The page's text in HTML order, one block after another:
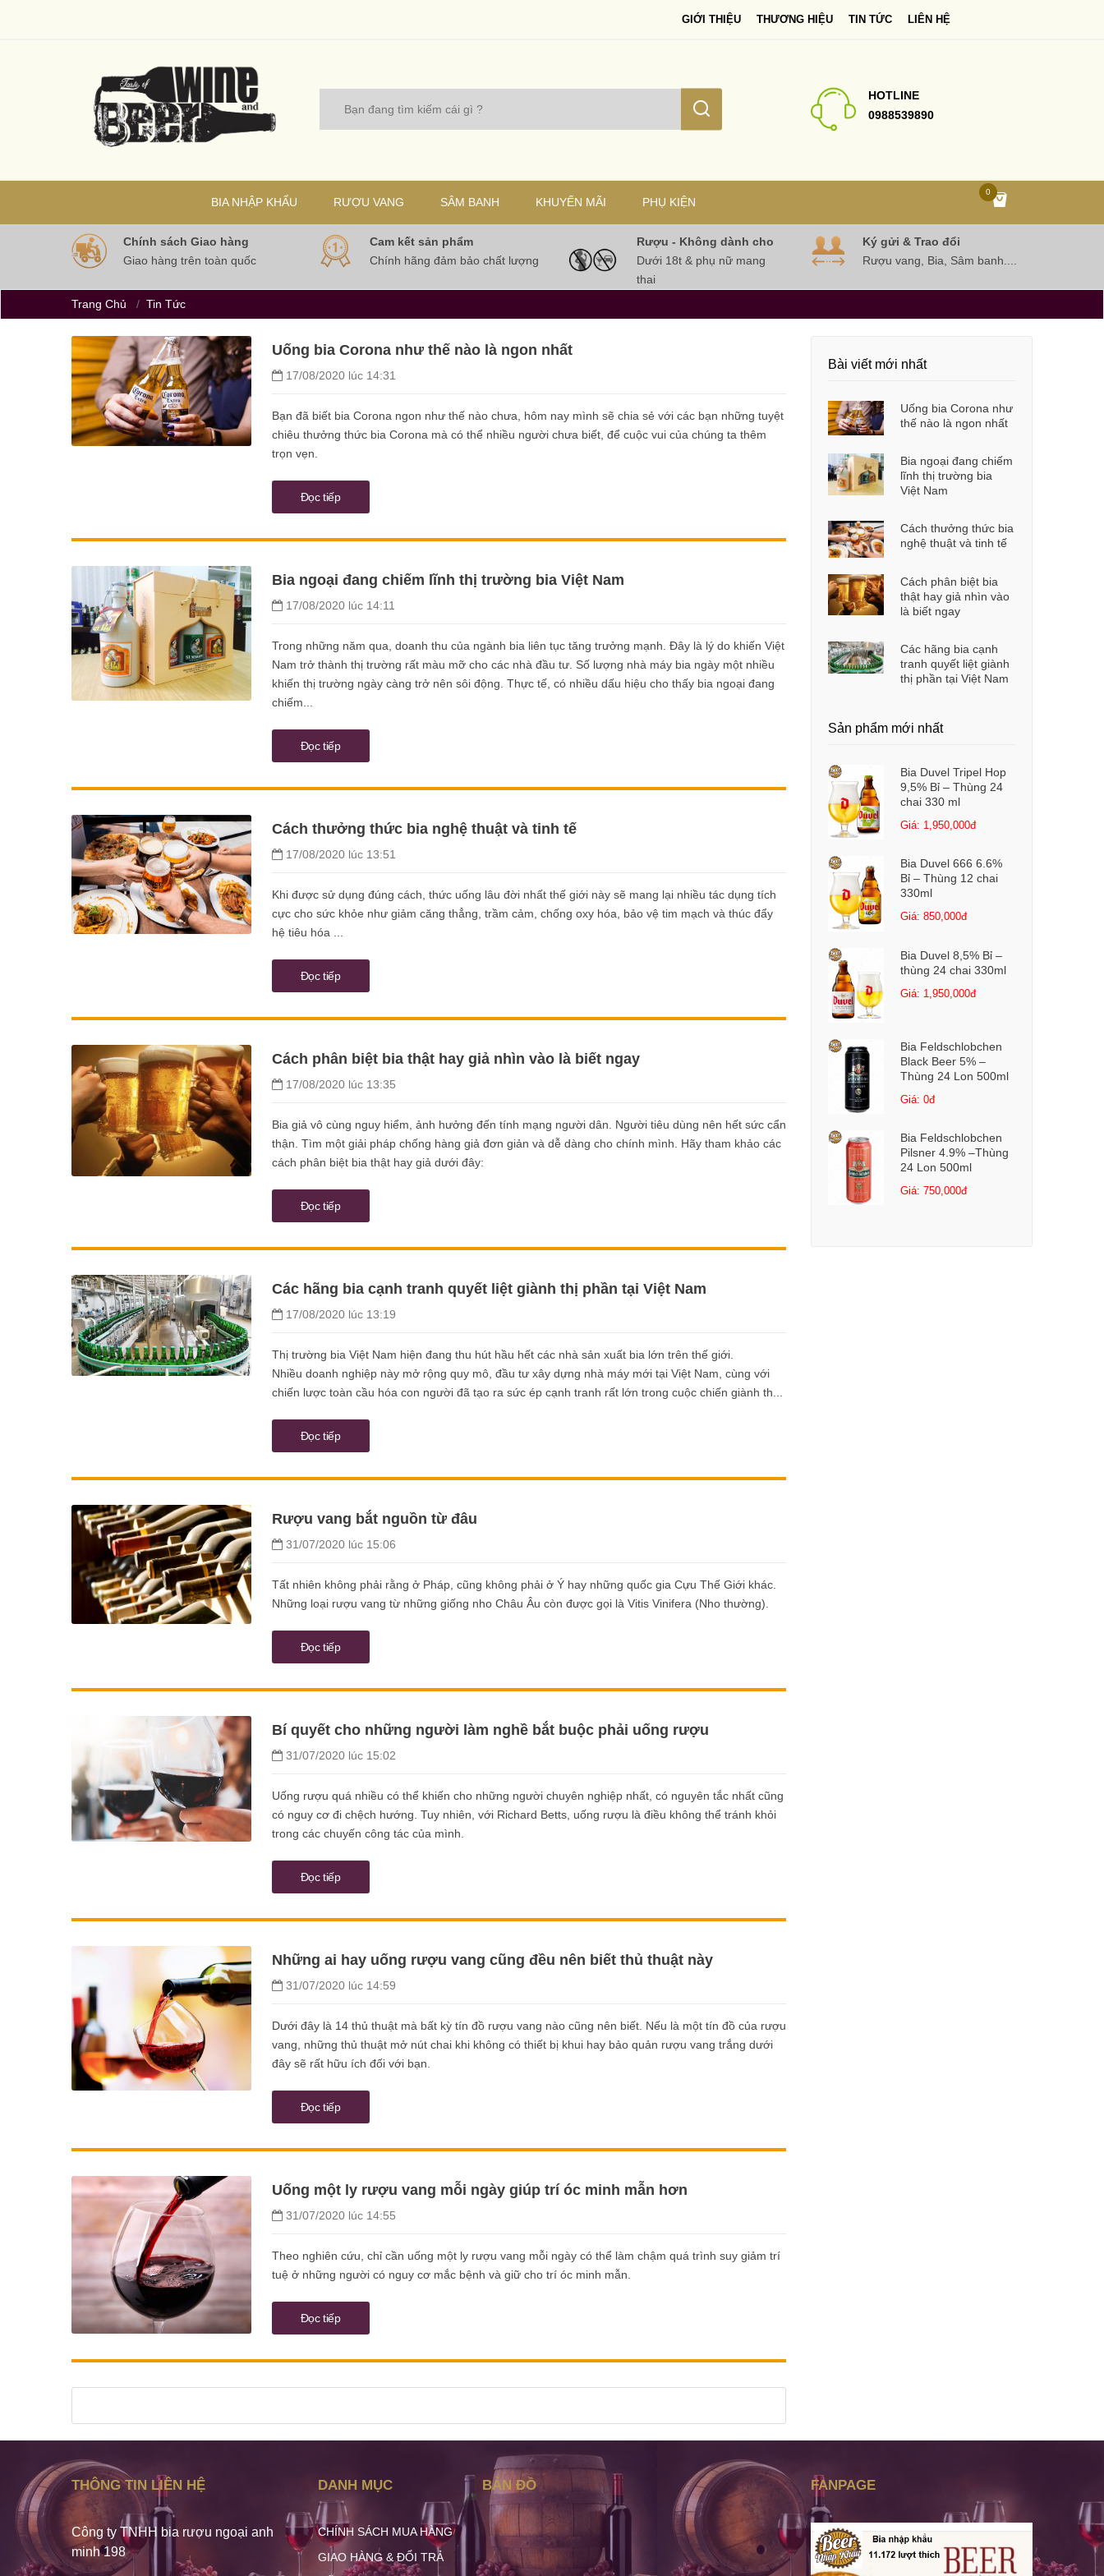
GIỚI THIỆU THƯƠNG HIỆU TIN TỨC LIÊN HỆ
HOTLINE
0988539890
BIA NHẬP KHẨU RƯỢU VANG SÂM BANH KHUYẾN MÃI PHỤ KIỆN
0
Chính sách Giao hàng
Giao hàng trên toàn quốc
Cam kết sản phẩm
Chính hãng đảm bảo chất lượng
Rượu - Không dành cho
Dưới 18t & phụ nữ mang
thai
Ký gửi & Trao đổi
Rượu vang, Bia, Sâm banh....
Trang Chủ Tin Tức
Bài viết mới nhất
Uống bia Corona như
thế nào là ngon nhất
Bia ngoại đang chiếm
lĩnh thị trường bia
Việt Nam
Cách thưởng thức bia
nghệ thuật và tinh tế
Cách phân biệt bia
thật hay giả nhìn vào
là biết ngay
Các hãng bia cạnh
tranh quyết liệt giành
thị phần tại Việt Nam
Sản phẩm mới nhất
Bia Duvel Tripel Hop
9,5% Bỉ – Thùng 24
chai 330 ml
Giá: 1,950,000đ
Bia Duvel 666 6.6%
Bỉ – Thùng 12 chai
330ml
Giá: 850,000đ
Bia Duvel 8,5% Bỉ –
thùng 24 chai 330ml
Giá: 1,950,000đ
Bia Feldschlobchen
Black Beer 5% –
Thùng 24 Lon 500ml
Giá: 0đ
Bia Feldschlobchen
Pilsner 4.9% –Thùng
24 Lon 500ml
Giá: 750,000đ
Uống bia Corona như thế nào là ngon nhất
17/08/2020 lúc 14:31
Bạn đã biết bia Corona ngon như thế nào chưa, hôm nay mình sẽ chia sẻ với các bạn những tuyệt
chiêu thưởng thức bia Corona mà có thể nhiều người chưa biết, để cuộc vui của chúng ta thêm
trọn vẹn.
Đọc tiếp
Bia ngoại đang chiếm lĩnh thị trường bia Việt Nam
17/08/2020 lúc 14:11
Trong những năm qua, doanh thu của ngành bia liên tục tăng trưởng mạnh. Đây là lý do khiến Việt
Nam trở thành thị trường rất màu mỡ cho các nhà đầu tư. Số lượng nhà máy bia ngày một nhiều
khiến thị trường ngày càng trở nên sôi động. Thực tế, có nhiều dấu hiệu cho thấy bia ngoại đang
chiếm...
Đọc tiếp
Cách thưởng thức bia nghệ thuật và tinh tế
17/08/2020 lúc 13:51
Khi được sử dụng đúng cách, thức uống lâu đời nhất thế giới này sẽ mang lại nhiều tác dụng tích
cực cho sức khỏe như giảm căng thẳng, trầm cảm, chống oxy hóa, bảo vệ tim mạch và thúc đẩy
hệ tiêu hóa ...
Đọc tiếp
Cách phân biệt bia thật hay giả nhìn vào là biết ngay
17/08/2020 lúc 13:35
Bia giả vô cùng nguy hiểm, ảnh hưởng đến tính mạng người dân. Người tiêu dùng nên hết sức cẩn
thận. Tìm một giải pháp chống hàng giả đơn giản và dễ dàng cho chính mình. Hãy tham khảo các
cách phân biệt bia thật hay giả dưới đây:
Đọc tiếp
Các hãng bia cạnh tranh quyết liệt giành thị phần tại Việt Nam
17/08/2020 lúc 13:19
Thị trường bia Việt Nam hiện đang thu hút hầu hết các nhà sản xuất bia lớn trên thế giới.
Nhiều doanh nghiệp này mở rộng quy mô, đầu tư xây dựng nhà máy mới tại Việt Nam, cùng với
chiến lược toàn cầu hóa con người đã tạo ra sức ép cạnh tranh rất lớn trong cuộc chiến giành th...
Đọc tiếp
Rượu vang bắt nguồn từ đâu
31/07/2020 lúc 15:06
Tất nhiên không phải rằng ở Pháp, cũng không phải ở Ý hay những quốc gia Cựu Thế Giới khác.
Những loại rượu vang từ những giống nho Châu Âu còn được gọi là Vitis Vinifera (Nho thường).
Đọc tiếp
Bí quyết cho những người làm nghề bắt buộc phải uống rượu
31/07/2020 lúc 15:02
Uống rượu quá nhiều có thể khiến cho những người chuyên nghiệp nhất, có nguyên tắc nhất cũng
có nguy cơ đi chệch hướng. Tuy nhiên, với Richard Betts, uống rượu là điều không thể tránh khỏi
trong các chuyến công tác của mình.
Đọc tiếp
Những ai hay uống rượu vang cũng đều nên biết thủ thuật này
31/07/2020 lúc 14:59
Dưới đây là 14 thủ thuật mà bất kỳ tín đồ rượu vang nào cũng nên biết. Nếu là một tín đồ của rượu
vang, những thủ thuật mở nút chai khi không có thiết bị khui hay bảo quản rượu vang trắng dưới
đây sẽ rất hữu ích đối với bạn.
Đọc tiếp
Uống một ly rượu vang mỗi ngày giúp trí óc minh mẫn hơn
31/07/2020 lúc 14:55
Theo nghiên cứu, chỉ cần uống một ly rượu vang mỗi ngày có thể làm chậm quá trình suy giảm trí
tuệ ở những người có nguy cơ mắc bệnh và giữ cho trí óc minh mẫn.
Đọc tiếp
THÔNG TIN LIÊN HỆ
Công ty TNHH bia rượu ngoại anh
minh 198
DANH MỤC
CHÍNH SÁCH MUA HÀNG
GIAO HÀNG & ĐỔI TRẢ
BẢN ĐỒ FANPAGE